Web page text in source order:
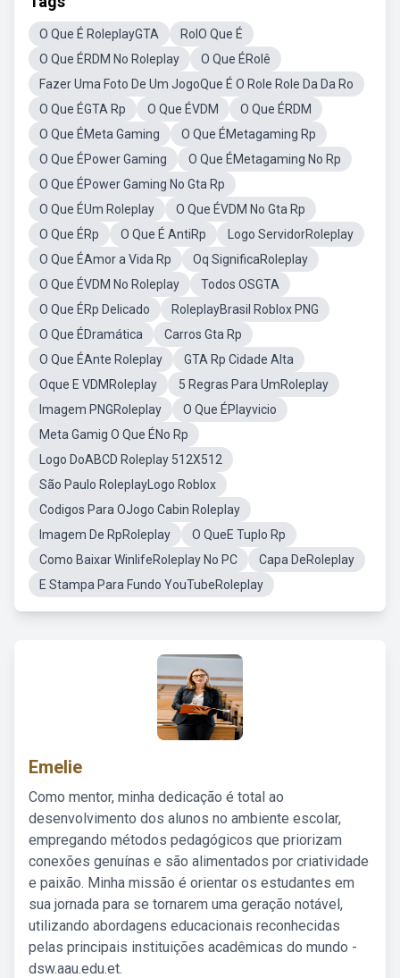
O Que É RoleplayGTA
RolO Que É
O Que ÉRDM No Roleplay
O Que ÉRolê
Fazer Uma Foto De Um JogoQue É O Role Role Da Da Ro
O Que ÉGTA Rp
O Que ÉVDM
O Que ÉRDM
O Que ÉMeta Gaming
O Que ÉMetagaming Rp
O Que ÉPower Gaming
O Que ÉMetagaming No Rp
O Que ÉPower Gaming No Gta Rp
O Que ÉUm Roleplay
O Que ÉVDM No Gta Rp
O Que ÉRp
O Que É AntiRp
Logo ServidorRoleplay
O Que ÉAmor a Vida Rp
Oq SignificaRoleplay
O Que ÉVDM No Roleplay
Todos OSGTA
O Que ÉRp Delicado
RoleplayBrasil Roblox PNG
O Que ÉDramática
Carros Gta Rp
O Que ÉAnte Roleplay
GTA Rp Cidade Alta
Oque E VDMRoleplay
5 Regras Para UmRoleplay
Imagem PNGRoleplay
O Que ÉPlayvicio
Meta Gamig O Que ÉNo Rp
Logo DoABCD Roleplay 512X512
São Paulo RoleplayLogo Roblox
Codigos Para OJogo Cabin Roleplay
Imagem De RpRoleplay
O QueE Tuplo Rp
Como Baixar WinlifeRoleplay No PC
Capa DeRoleplay
E Stampa Para Fundo YouTubeRoleplay
Emelie
Como mentor, minha dedicação é total ao
desenvolvimento dos alunos no ambiente escolar,
empregando métodos pedagógicos que priorizam
conexões genuínas e são alimentados por criatividade
e paixão. Minha missão é orientar os estudantes em
sua jornada para se tornarem uma geração notável,
utilizando abordagens educacionais reconhecidas
pelas principais instituições acadêmicas do mundo -
dsw.aau.edu.et.